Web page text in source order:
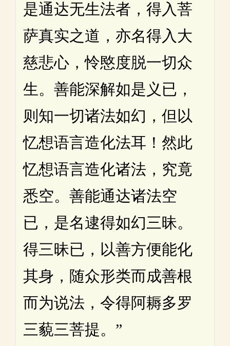
是通达无生法者，得入菩
萨真实之道，亦名得入大
慈悲心，怜愍度脱一切众
生。善能深解如是义已，
则知一切诸法如幻，但以
忆想语言造化法耳！然此
忆想语言造化诸法，究竟
悉空。善能通达诸法空
已，是名逮得如幻三昧。
得三昧已，以善方便能化
其身，随众形类而成善根
而为说法，令得阿耨多罗
三藐三菩提。”